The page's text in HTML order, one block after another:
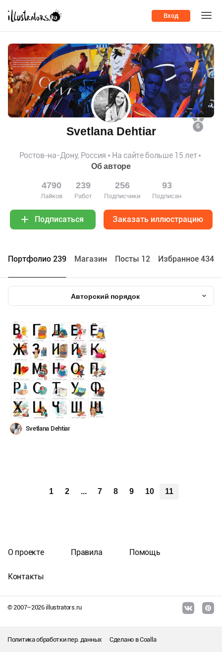
Вход
6
Svetlana Dehtiar
Ростов-на-Дону, Россия
На сайте больше 15 лет
Об авторе
4790
Лайков
239
Работ
256
Подписчики
93
Подписан
Подписаться Заказать иллюстрацию
Портфолио 239 Maгазин Посты 12 Избранное 4348
Авторский порядок
Svetlana Dehtiar
1 2 ... 7 8 9 10 11
© 2007–2026illustrators.ru
О проекте Правила Помощь
Контакты
Политика обработки пер. данных Сделано вCoalla